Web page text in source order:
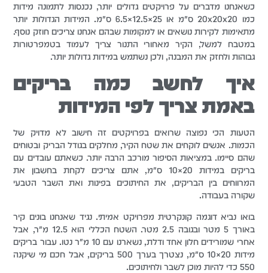
כשאנחנו מדברים על פרויקטים גדולים יותר, נכנסות לתמונה מידות
כמו 20x20x20 ס"מ או 25×12.5×6.5 ס"מ. המידות הגדולות יותר
מתאימות לקירות נושאים או למקומות שבהם אנחנו צריכים חוזק נוסף.
במטבח למשל, הקיר מאחורי התנור צריך לעמוד בטמפרטורות
גבוהות ולחזק את המבנה, ולכן נשתמש במידות גדולות יותר.
איך לחשב כמה בריקים
באמת צריך לפי המידות
הטעות הכי נפוצה שרואים בפרויקטים זה חישוב לא מדויק של
הכמות. אנשים לוקחים את שטח הקיר, מחלקים בגודל הבריק ובטוחים
שהם סיימו. במציאות הסיפור מורכב הרבה יותר. כשאתם עובדים עם
בריקים במידות 20×10 ס"מ, אתם צריכים לקחת בחשבון את
המרווחים בין הבריקים, את החיתוכים בפינות ואת השבר הטבעי
שקורה בעבודה.
בואו נביא דוגמה קונקרטית מפרויקט אמיתי. נגיד שאנחנו בונים קיר
באורך 5 מטר ובגובה 2.5 מטר. השטח הכללי הוא 12.5 מ"ר, אבל
אחרי שמורידים חלון אחד ודלת, נשארנו עם 10 מ"ר נטו. עבור בריקים
מידות 20×10 ס"מ, נצטרך בערך 500 בריקים, אבל חכם מי שיקנה
550 כדי להיות מוכן לשבר ולחיתוכים.